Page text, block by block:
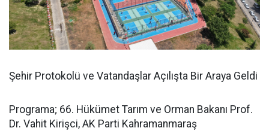
Şehir Protokolü ve Vatandaşlar Açılışta Bir Araya Geldi
Programa; 66. Hükümet Tarım ve Orman Bakanı Prof.
Dr. Vahit Kirişci, AK Parti Kahramanmaraş